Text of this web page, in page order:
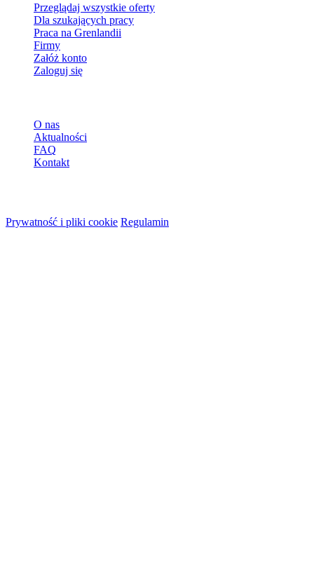
Przeglądaj wszystkie oferty
Dla szukających pracy
Praca na Grenlandii
Firmy
Załóż konto
Zaloguj się
O nas
Aktualności
FAQ
Kontakt
Prywatność i pliki cookie Regulamin